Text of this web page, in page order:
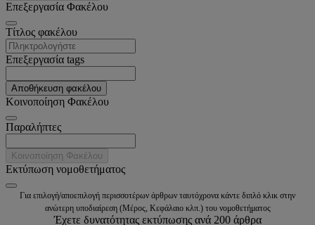
Επεξεργασία Φακέλου
Tίτλος φακέλου
Επεξεργασία tags
Αποθήκευση φακέλου
Κοινοποίηση Φακέλου
Παραλήπτες
Κοινοποίηση Φακέλου
Εκτύπωση νομοθετήματος
Για επιλογή/αποεπιλογή περισσοτέρων άρθρων ταυτόχρονα κάντε διπλό κλικ στην
ανώτερη υποδιαίρεση (Μέρος, Κεφάλαιο κλπ.) του νομοθετήματος
Έχετε δυνατότητας εκτύπωσης ανά 200 άρθρα